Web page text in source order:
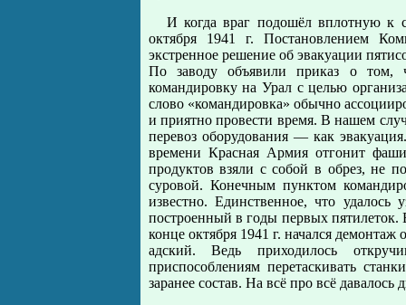
И когда враг подошёл вплотную к
октября 1941 г. Постановлением
экстренное решение об эвакуации
По заводу объявили приказ о том,
командировку на Урал с целью
слово «командировка» обычно
и приятно провести время. В нашем
перевоз оборудования — как
времени Красная Армия отгонит
продуктов взяли с собой в обрез, не
суровой. Конечным пунктом
известно. Единственное, что
построенный в годы первых пятилеток.
конце октября 1941 г. начался
адский. Ведь приходилось
приспособлениям перетаскивать
заранее состав. На всё про всё давалось